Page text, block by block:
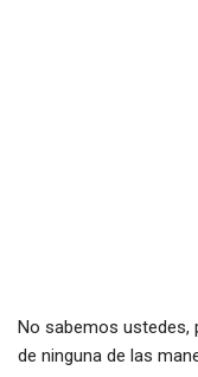
No sabemos
de ninguna de las